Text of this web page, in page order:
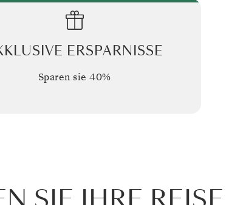
ERSPARNISSE
Sparen sie40%